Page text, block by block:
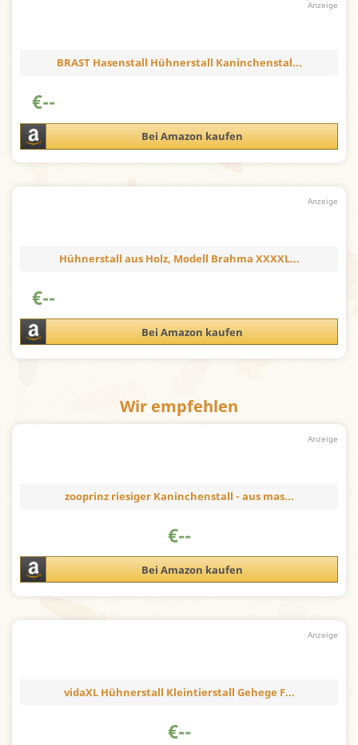
Wir empfehlen
zooprinz riesiger Kaninchenstall - aus mas...
€--
Bei Amazon kaufen
vidaXL Hühnerstall Kleintierstall Gehege F...
€--
BRAST Hasenstall Hühnerstall Kaninchenstal...
€--
Bei Amazon kaufen
Hühnerstall aus Holz, Modell Brahma XXXXL...
€--
Bei Amazon kaufen